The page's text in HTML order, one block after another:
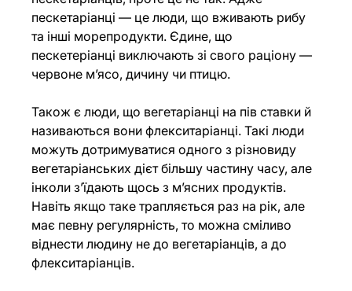
пескетаріанці — це люди, що вживають рибу
та інші морепродукти. Єдине, що
пескетеріанці виключають зі свого раціону —
червоне м’ясо, дичину чи птицю.
Також є люди, що вегетаріанці на пів ставки й
називаються вони флекситаріанці. Такі люди
можуть дотримуватися одного з різновиду
вегетаріанських дієт більшу частину часу, але
інколи з’їдають щось з м’ясних продуктів.
Навіть якщо таке трапляється раз на рік, але
має певну регулярність, то можна сміливо
віднести людину не до вегетаріанців, а до
флекситаріанців.